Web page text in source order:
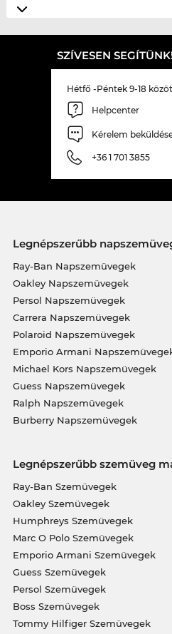
SZÍVESEN
Hétfő -Péntek 9-18
Helpcenter
Kérelem
+36 1 701 3855
Legnépszerűbb
Ray-Ban Napszemüvegek
Oakley Napszemüvegek
Persol Napszemüvegek
Carrera Napszemüvegek
Polaroid Napszemüvegek
Emporio Armani
Michael Kors Napszemüvegek
Guess Napszemüvegek
Ralph Napszemüvegek
Burberry Napszemüvegek
Legnépszerűbb szemüveg
Ray-Ban Szemüvegek
Oakley Szemüvegek
Humphreys Szemüvegek
Marc O Polo Szemüvegek
Emporio Armani Szemüvegek
Guess Szemüvegek
Persol Szemüvegek
Boss Szemüvegek
Tommy Hilfiger Szemüvegek